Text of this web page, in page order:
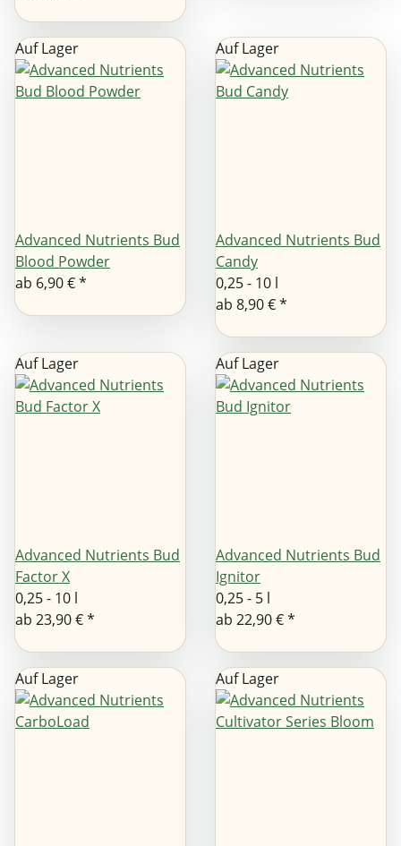
Auf Lager
Advanced Nutrients Bud
Blood Powder
ab 6,90 €*
Auf Lager
Advanced Nutrients Bud
Candy
0,25 - 10 l
ab 8,90 €*
Auf Lager
Advanced Nutrients Bud
Factor X
0,25 - 10 l
ab 23,90 €*
Auf Lager
Advanced Nutrients Bud
Ignitor
0,25 - 5 l
ab 22,90 €*
Auf Lager Auf Lager